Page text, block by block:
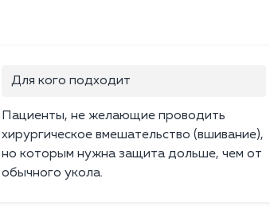
Для кого подходит
Пациенты, не желающие проводить
хирургическое вмешательство (вшивание),
но которым нужна защита дольше, чем от
обычного укола.